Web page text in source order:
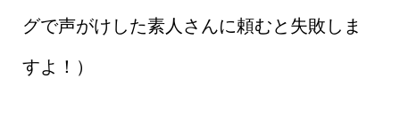
グで声がけした素人さんに頼むと失敗しま
すよ！）